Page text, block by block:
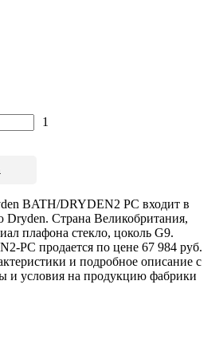
1
BATH/DRYDEN2 PC входит в
Страна Великобритания,
плафона стекло, цоколь G9.
PC продается по цене 67 984 руб.
и подробное описание с
и условия на продукцию фабрики